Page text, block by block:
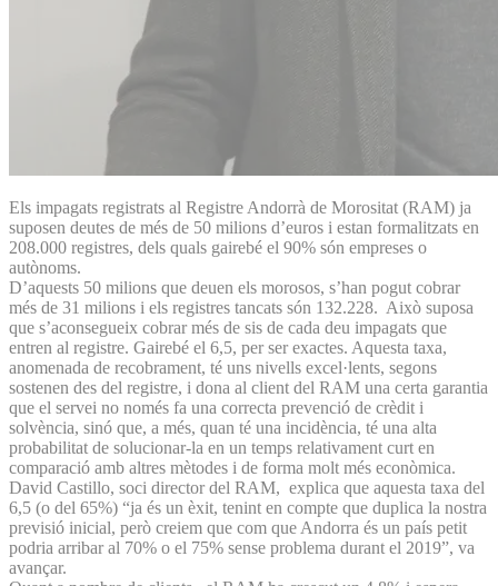
Els impagats registrats al Registre Andorrà de Morositat (RAM) ja
suposen deutes de més de 50 milions d’euros i estan formalitzats en
208.000 registres, dels quals gairebé el 90% són empreses o
autònoms.
D’aquests 50 milions que deuen els morosos, s’han pogut cobrar
més de 31 milions i els registres tancats són 132.228. Això suposa
que s’aconsegueix cobrar més de sis de cada deu impagats que
entren al registre. Gairebé el 6,5, per ser exactes. Aquesta taxa,
anomenada de recobrament, té uns nivells excel·lents, segons
sostenen des del registre, i dona al client del RAM una certa garantia
que el servei no només fa una correcta prevenció de crèdit i
solvència, sinó que, a més, quan té una incidència, té una alta
probabilitat de solucionar-la en un temps relativament curt en
comparació amb altres mètodes i de forma molt més econòmica.
David Castillo, soci director del RAM, explica que aquesta taxa del
6,5 (o del 65%) “ja és un èxit, tenint en compte que duplica la nostra
previsió inicial, però creiem que com que Andorra és un país petit
podria arribar al 70% o el 75% sense problema durant el 2019”, va
avançar.